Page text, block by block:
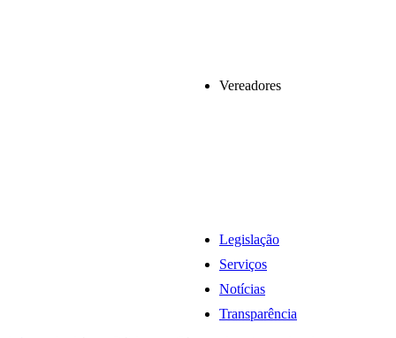
Vereadores
Legislação
Serviços
Notícias
Transparência